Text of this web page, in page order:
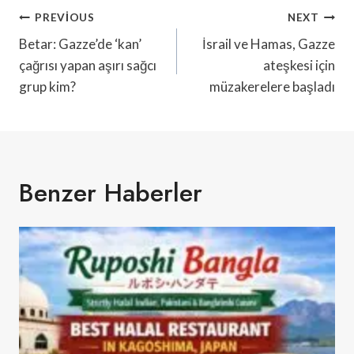
Yazı
Gezinmesi
PREVIOUS
Betar: Gazze’de ‘kan’
çağrısı yapan aşırı sağcı
grup kim?
NEXT
İsrail ve Hamas, Gazze
ateşkesi için
müzakerelere başladı
Benzer Haberler